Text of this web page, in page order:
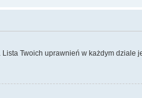
Twoich uprawnień w każdym dziale